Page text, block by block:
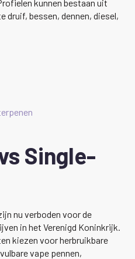
kunnen bestaan uit
druif, bessen, dennen, diesel,
Single-
nu verboden voor de
in het Verenigd Koninkrijk.
kiezen voor herbruikbare
vape pennen,